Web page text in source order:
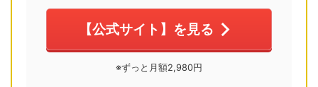
【公式サイト】を見る
※ずっと月額2,980円